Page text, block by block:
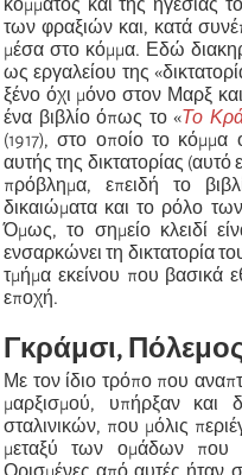
κόμματος και της ηγεσίας
των φραξιών και, κατά
μέσα στο κόμμα. Εδώ
ως εργαλείου της
ξένο όχι μόνο στον Μαρξ
ένα βιβλίο όπως το «Το
(1917), στο οποίο το κόμμα
αυτής της δικτατορίας
πρόβλημα, επειδή το
δικαιώματα και το ρόλο
Όμως, το σημείο κλειδί
ενσαρκώνει τη δικτατορία
τμήμα εκείνου που βασικά
εποχή.
Γκράμσι,
Με τον ίδιο τρόπο που
μαρξισμού, υπήρξαν και
σταλινικών, που μόλις
μεταξύ των ομάδων που